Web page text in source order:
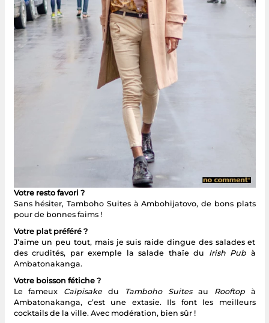
Votre resto favori ?
Sans hésiter, Tamboho Suites à Ambohijatovo, de bons plats
pour de bonnes faims !
Votre plat préféré ?
J’aime un peu tout, mais je suis raide dingue des salades et
des crudités, par exemple la salade thaïe du Irish Pub à
Ambatonakanga.
Votre boisson fétiche ?
Le fameux Caïpisake du Tamboho Suitesau Rooftop à
Ambatonakanga, c’est une extasie. Ils font les meilleurs
cocktails de la ville. Avec modération, bien sûr !